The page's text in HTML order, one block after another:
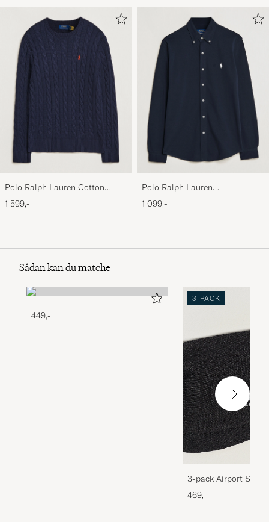
Polo Ralph Lauren Cotton
Cable Pullover Hunter Navy
1 599,-
Polo Ralph Lauren
Featherweight Mesh Shirt
Aviator Navy
1 099,-
Sådan kan du matche
449,-
3-PACK
3-pack Airport
Melange
469,-